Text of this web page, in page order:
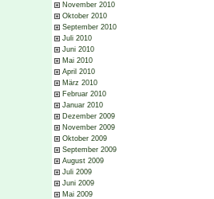
November 2010
Oktober 2010
September 2010
Juli 2010
Juni 2010
Mai 2010
April 2010
März 2010
Februar 2010
Januar 2010
Dezember 2009
November 2009
Oktober 2009
September 2009
August 2009
Juli 2009
Juni 2009
Mai 2009